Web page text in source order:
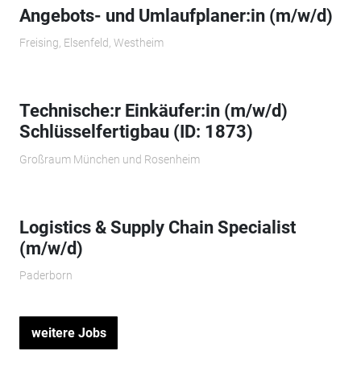
Angebots- und Umlaufplaner:in (m/w/d)
Freising, Elsenfeld, Westheim
Technische:r Einkäufer:in (m/w/d)
Schlüsselfertigbau (ID: 1873)
Großraum München und Rosenheim
Logistics & Supply Chain Specialist
(m/w/d)
Paderborn
weitere Jobs